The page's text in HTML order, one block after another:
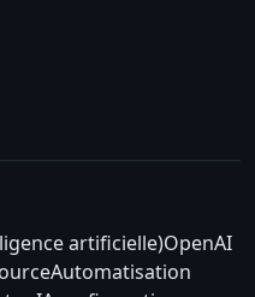
artificielle)OpenAI
Automatisation